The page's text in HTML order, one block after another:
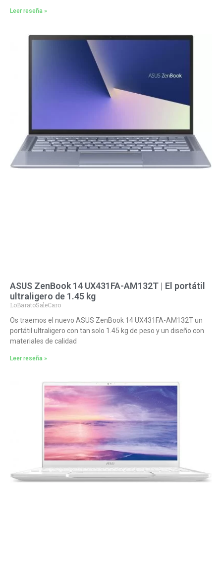
Leer reseña »
ASUS ZenBook 14 UX431FA-AM132T | El portátil
ultraligero de 1.45 kg
LoBaratoSaleCaro
Os traemos el nuevo ASUS ZenBook 14 UX431FA-AM132T un
portátil ultraligero con tan solo 1.45 kg de peso y un diseño con
materiales de calidad
Leer reseña »